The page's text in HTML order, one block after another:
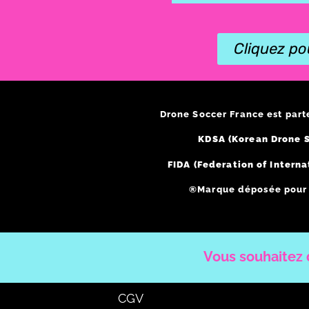
Cliquez
Drone Soccer France est
KDSA (Korean
FIDA (Federation of
®Marque déposée pour
Vous
CGV